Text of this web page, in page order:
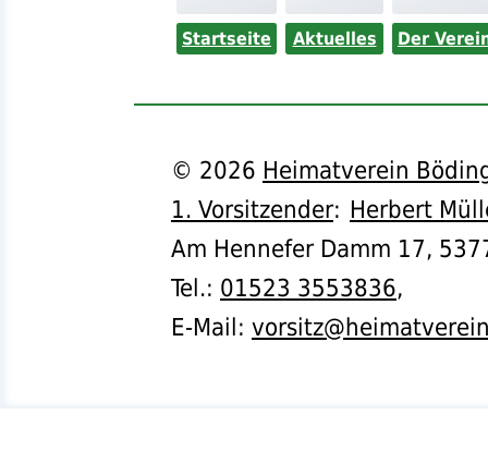
Startseite Aktuelles Der
© 2026 Heimatverein
1. Vorsitzender: Herbert
Am Hennefer Damm 17,
Tel.: 01523 3553836,
E-Mail: